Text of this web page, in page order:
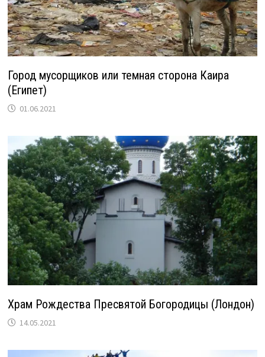
Город мусорщиков или темная сторона Каира
(Египет)
01.06.2021
Храм Рождества Пресвятой Богородицы (Лондон)
14.05.2021